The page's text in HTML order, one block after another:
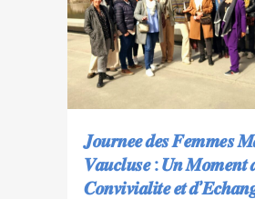
𝑱𝒐𝒖𝒓𝒏𝒆𝒆 𝒅𝒆𝒔 𝑭𝒆𝒎𝒎𝒆𝒔
𝑽𝒂𝒖𝒄𝒍𝒖𝒔𝒆 : 𝑼𝒏 𝑴𝒐𝒎𝒆𝒏𝒕
𝑪𝒐𝒏𝒗𝒊𝒗𝒊𝒂𝒍𝒊𝒕𝒆 𝒆𝒕